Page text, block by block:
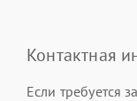
Контактная
Если требуется